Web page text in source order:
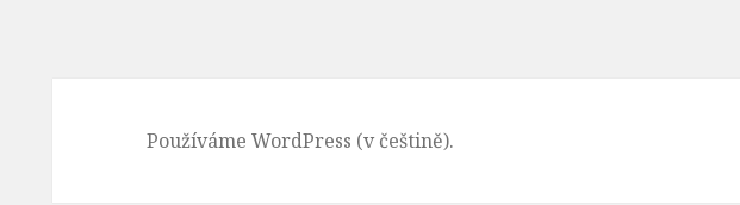
Používáme WordPress (v češtině).